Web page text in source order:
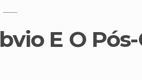
E O